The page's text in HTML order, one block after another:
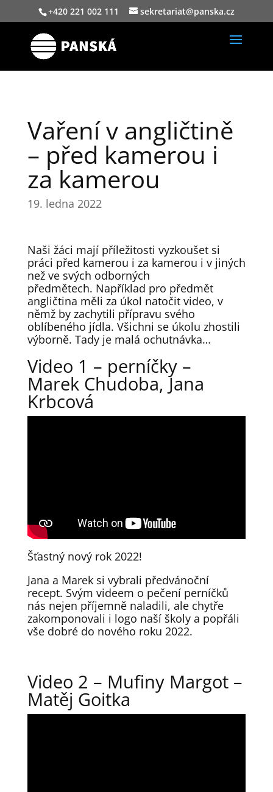
+420 221 002 111 sekretariat@panska.cz
Vaření v angličtině
– před kamerou i
za kamerou
19. ledna 2022
Naši žáci mají příležitosti vyzkoušet si
práci před kamerou i za kamerou i v jiných
než ve svých odborných
předmětech. Například pro předmět
angličtina měli za úkol natočit video, v
němž by zachytili přípravu svého
oblíbeného jídla. Všichni se úkolu zhostili
výborně. Tady je malá ochutnávka…
Video 1 – perníčky –
Marek Chudoba, Jana
Krbcová
Šťastný nový rok 2022!
Jana a Marek si vybrali předvánoční
recept. Svým videem o pečení perníčků
nás nejen příjemně naladili, ale chytře
zakomponovali i logo naší školy a popřáli
vše dobré do nového roku 2022.
Video 2 – Mufiny Margot –
Matěj Goitka